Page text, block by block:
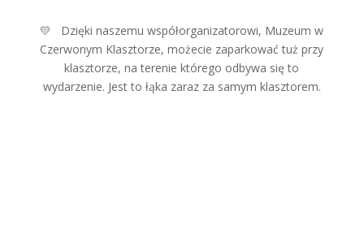
💛 Dzięki naszemu współorganizatorowi, Muzeum w
Czerwonym Klasztorze, możecie zaparkować tuż przy
klasztorze, na terenie którego odbywa się to
wydarzenie. Jest to łąka zaraz za samym klasztorem.